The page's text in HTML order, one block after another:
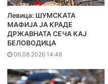
Левица: ШУМСКАТА
МАФИЈА ЈА КРАДЕ
ДРЖАВНАТА СЕЧА КАЈ
БЕЛОВОДИЦА
06.08.2026 14:48